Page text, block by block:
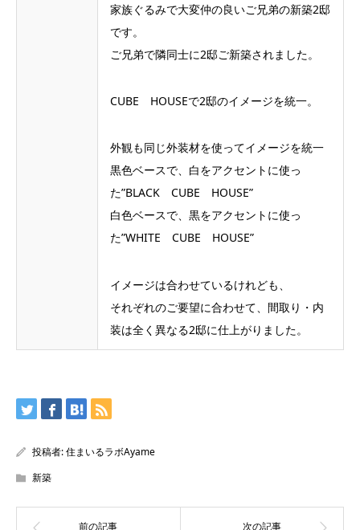
家族ぐるみで大変仲の良いご兄弟の新築2邸
です。
ご兄弟で隣同士に2邸ご新築されました。
CUBE HOUSEで2邸のイメージを統一。
外観も同じ外装材を使ってイメージを統一
黒色ベースで、白をアクセントに使っ
た”BLACK CUBE HOUSE”
白色ベースで、黒をアクセントに使っ
た”WHITE CUBE HOUSE”
イメージは合わせているけれども、
それぞれのご要望に合わせて、間取り・内
装は全く異なる2邸に仕上がりました。
投稿者:住まいるラボAyame
新築